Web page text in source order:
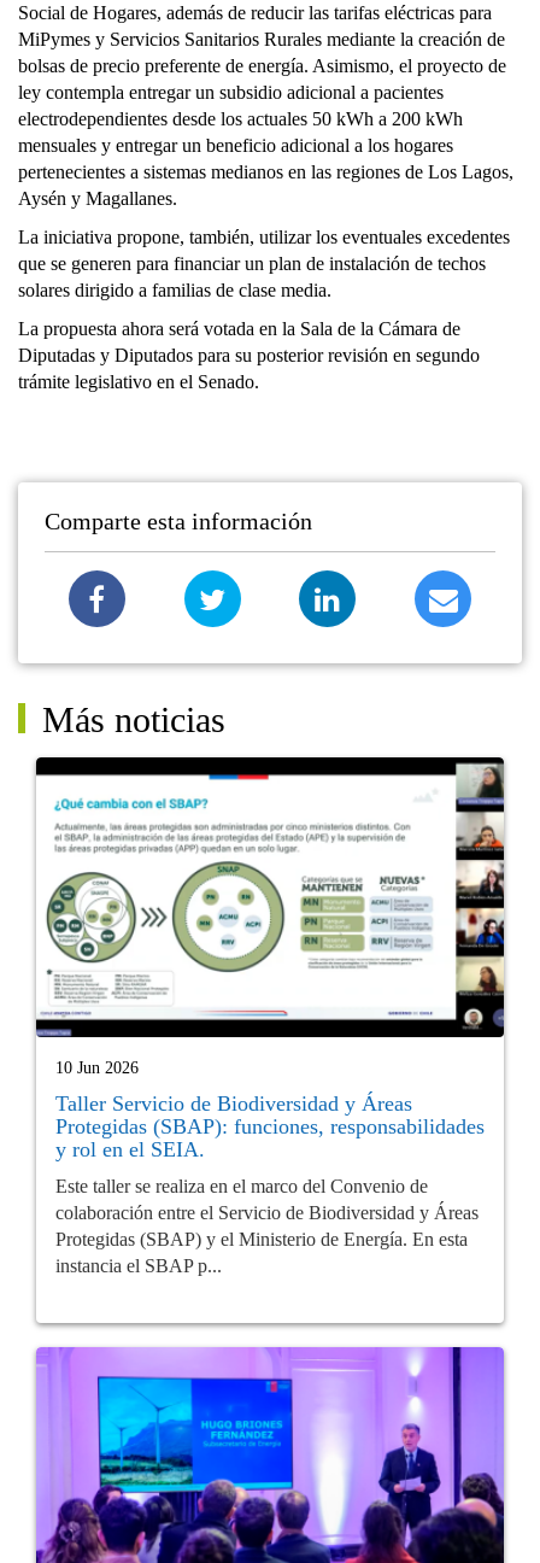
Social de Hogares, además de reducir las tarifas eléctricas para
MiPymes y Servicios Sanitarios Rurales mediante la creación de
bolsas de precio preferente de energía. Asimismo, el proyecto de
ley contempla entregar un subsidio adicional a pacientes
electrodependientes desde los actuales 50 kWh a 200 kWh
mensuales y entregar un beneficio adicional a los hogares
pertenecientes a sistemas medianos en las regiones de Los Lagos,
Aysén y Magallanes.
La iniciativa propone, también, utilizar los eventuales excedentes
que se generen para financiar un plan de instalación de techos
solares dirigido a familias de clase media.
La propuesta ahora será votada en la Sala de la Cámara de
Diputadas y Diputados para su posterior revisión en segundo
trámite legislativo en el Senado.
Comparte esta información
Más noticias
10 Jun 2026
Taller Servicio de Biodiversidad y Áreas
Protegidas (SBAP): funciones, responsabilidades
y rol en el SEIA.
Este taller se realiza en el marco del Convenio de
colaboración entre el Servicio de Biodiversidad y Áreas
Protegidas (SBAP) y el Ministerio de Energía. En esta
instancia el SBAP p...